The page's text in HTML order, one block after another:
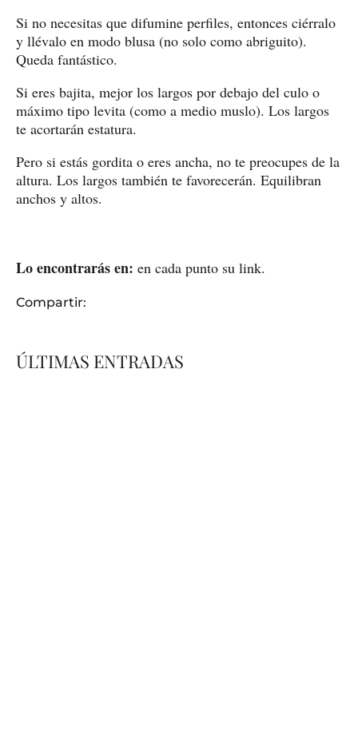
Si no necesitas que difumine perfiles, entonces ciérralo
y llévalo en modo blusa (no solo como abriguito).
Queda fantástico.
Si eres bajita, mejor los largos por debajo del culo o
máximo tipo levita (como a medio muslo). Los largos
te acortarán estatura.
Pero si estás gordita o eres ancha, no te preocupes de la
altura. Los largos también te favorecerán. Equilibran
anchos y altos.
Lo encontrarás en: en cada punto su link.
Compartir:
ÚLTIMAS ENTRADAS